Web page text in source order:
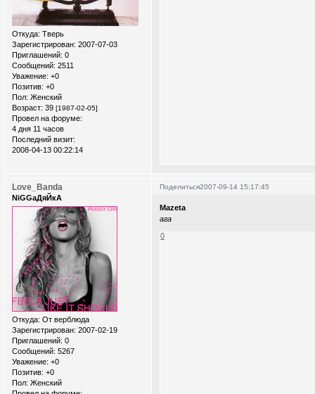
Откуда: Тверь
Зарегистрирован: 2007-07-03
Приглашений: 0
Сообщений: 2511
Уважение: +0
Позитив: +0
Пол: Женский
Возраст: 39 [1987-02-05]
Провел на форуме:
4 дня 11 часов
Последний визит:
2008-04-13 00:22:14
Поделиться2007-09-14 15:17:45
Love_Banda
NiGGaДяЙкА
Откуда: От верблюда
Зарегистрирован: 2007-02-19
Приглашений: 0
Сообщений: 5267
Уважение: +0
Позитив: +0
Пол: Женский
Mazeta
ага
0